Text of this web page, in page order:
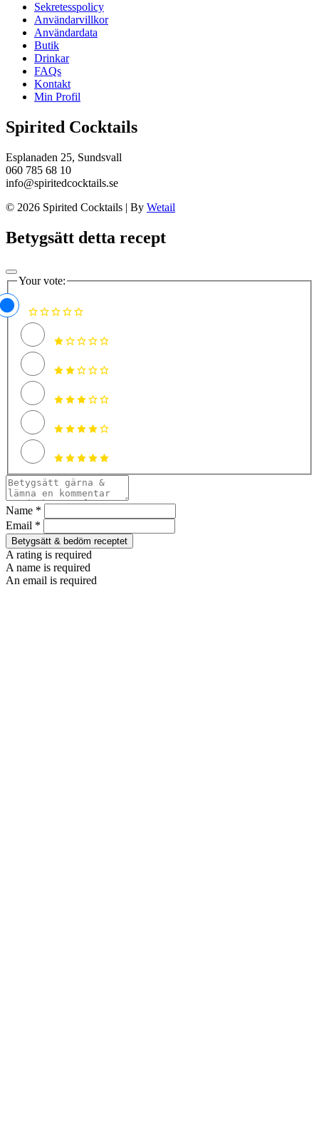
Sekretesspolicy
Användarvillkor
Användardata
Butik
Drinkar
FAQs
Kontakt
Min Profil
Spirited Cocktails
Esplanaden 25, Sundsvall
060 785 68 10
info@spiritedcocktails.se
© 2026 Spirited Cocktails | By Wetail
Betygsätt detta recept
Your vote:
Name *
Email *
Betygsätt & bedöm receptet
A rating is required
A name is required
An email is required